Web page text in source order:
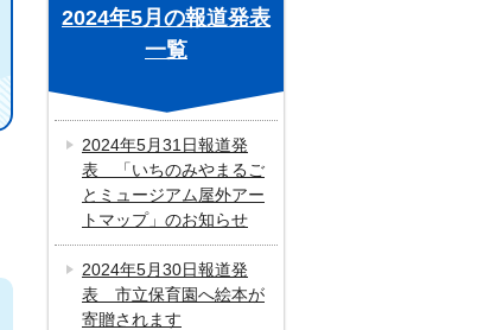
2024年5月の報道発表
一覧
2024年5月31日報道発
表 「いちのみやまるご
とミュージアム屋外アー
トマップ」のお知らせ
2024年5月30日報道発
表 市立保育園へ絵本が
寄贈されます